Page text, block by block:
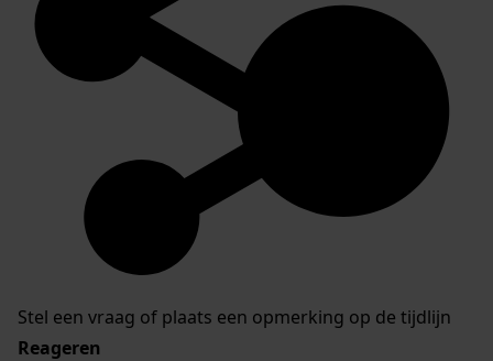
Stel een vraag of plaats een opmerking op de tijdlijn
Reageren